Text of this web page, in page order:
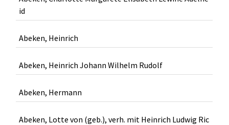
id
Abeken, Heinrich
Abeken, Heinrich Johann Wilhelm Rudolf
Abeken, Hermann
Abeken, Lotte von (geb.), verh. mit Heinrich Ludwig Ric